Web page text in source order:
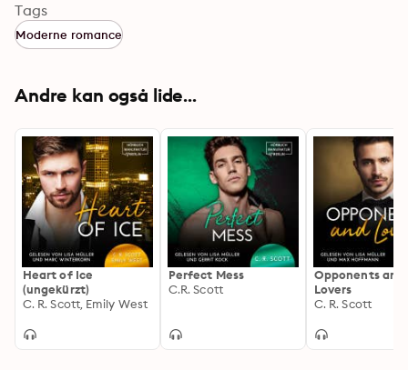
an Tessa überhaupt nicht mehr zu erinnern. Es war also
die richtige Entscheidung von ihr, Owen abzuhaken.
Aber warum sieht er Tessa bei der Silvesterparty dann
endlich wieder in seine Arme zu ziehen?
Tags
Moderne romance
Andre kan også lide...
Heart of Ice
(ungekürzt)
C. R. Scott, Emily West
Perfect Mess
C.R. Scott
Opponents and
Lovers
C. R. Scott